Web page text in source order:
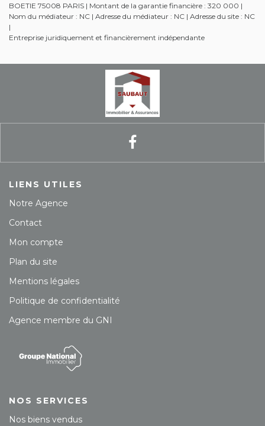
BOETIE 75008 PARIS | Montant de la garantie financière : 320 000 |
Nom du médiateur : NC | Adresse du médiateur : NC | Adresse du site : NC
|
Entreprise juridiquement et financièrement indépendante
LIENS UTILES
Notre Agence
Contact
Mon compte
Plan du site
Mentions légales
Politique de confidentialité
Agence membre du GNI
NOS SERVICES
Nos biens vendus